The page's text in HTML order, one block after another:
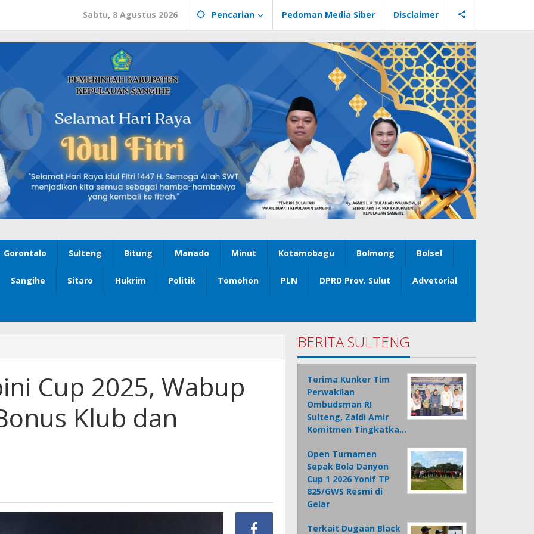
Sabtu, 8 Agustus 2026 Pencarian Pedoman Media Siber Disclaimer
Gorontalo Sulteng Bitung Manado Minut Kotamobagu Bolmong Bolsel
Sangihe Sitaro Hukrim Politik Tomohon PLN DPRD Prov. Sulut Advetorial
Cup 2025, Wabup
Klub dan
BERITA SULTENG
Terima Kunker Tim
Perwakilan
Ombudsman RI
Sulteng, Zaldi Amir
Komitmen Tingkatka…
Open Turnamen
Sepak Bola Danyon
Cup 1 2026 Yonif TP
825/GWS Resmi di
Gelar
Terkait Dugaan Black